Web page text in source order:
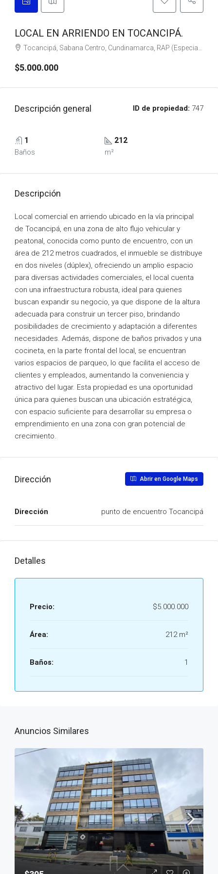
LOCAL EN ARRIENDO EN TOCANCIPÁ.
Tocancipá, Sabana Centro, Cundinamarca, RAP (Especial) Central, Colombia
$5.000.000
Descripción general ID de propiedad: 747
1
Baños
212
m²
Descripción
Local comercial en arriendo ubicado en la vía principal
de Tocancipá, en una zona de alto flujo vehicular y
peatonal, conocida como punto de encuentro, con un
área de 212 metros cuadrados, el inmueble se distribuye
en dos niveles (dúplex), ofreciendo un amplio espacio
para diversas actividades comerciales, el local cuenta
con una infraestructura robusta, ideal para quienes
buscan expandir su negocio, ya que dispone de la altura
adecuada para construir un tercer piso, brindando
posibilidades de crecimiento y adaptación a diferentes
necesidades. Además, dispone de baños privados y una
cocineta, en la parte frontal del local, se encuentran
varios espacios de parqueo, lo que facilita el acceso de
clientes y empleados, aumentando la conveniencia y
atractivo del lugar. Esta propiedad es una oportunidad
única para quienes buscan una ubicación estratégica,
con espacio suficiente para desarrollar su empresa o
emprendimiento en una zona con gran potencial de
crecimiento.
Dirección Abrir en Google Maps
Dirección punto de encuentro Tocancipá
Detalles
Precio: $5.000.000
Área: 212 m²
Baños: 1
Anuncios Similares